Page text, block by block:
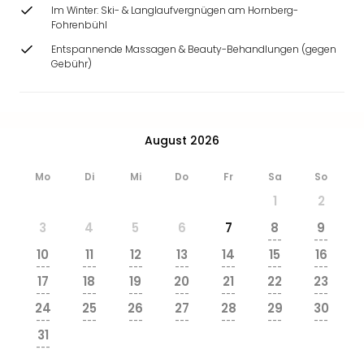
Im Winter: Ski- & Langlaufvergnügen am Hornberg-
Fohrenbühl
Entspannende Massagen & Beauty-Behandlungen (gegen
Gebühr)
August 2026
Mo Di Mi Do Fr Sa So
1
2
3
4 5 6 7 8
---
9
---
10
---
11
---
12
---
13
---
14
---
15
---
16
---
17
---
18
---
19
---
20
---
21
---
22
---
23
---
24
---
25
---
26
---
27
---
28
---
29
---
30
---
31
---